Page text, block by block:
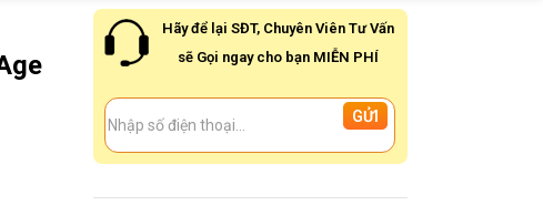
Hãy để lại SĐT, Chuyên Viên Tư Vấn
sẽ Gọi ngay cho bạn MIỄN PHÍ